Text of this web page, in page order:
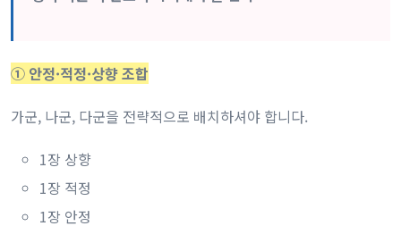
① 안정·적정·상향 조합
가군, 나군, 다군을 전략적으로 배치하셔야 합니다.
1장 상향
1장 적정
1장 안정